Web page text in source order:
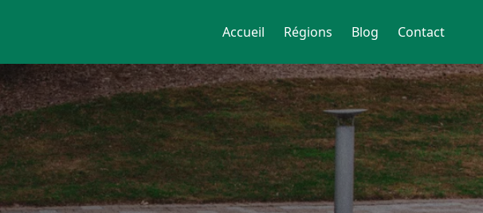
Accueil Régions Blog Contact